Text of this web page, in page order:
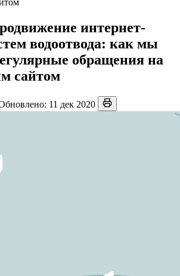
интернет-
водоотвода: как мы
обращения на
сайтом
11 дек 2020